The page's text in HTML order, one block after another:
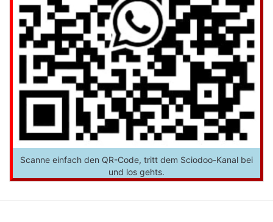
Scanne einfach den QR-Code, tritt dem Sciodoo-Kanal bei
und los gehts.